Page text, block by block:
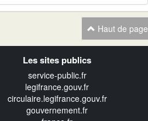
Haut de page
Les sites publics
service-public.fr
legifrance.gouv.fr
circulaire.legifrance.gouv.fr
gouvernement.fr